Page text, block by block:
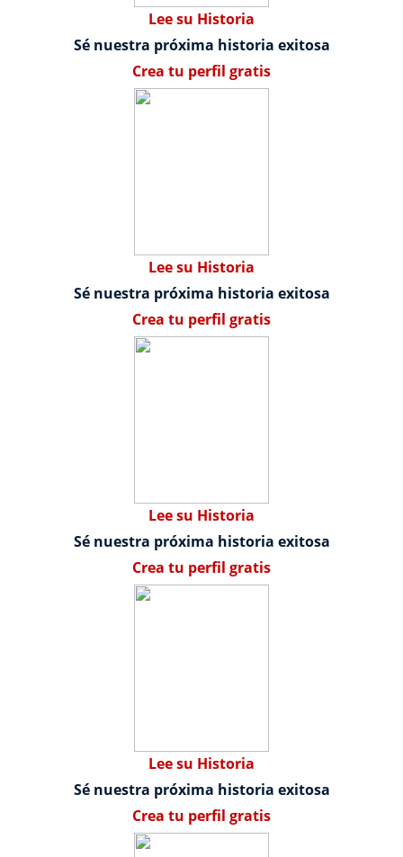
Lee su Historia
Sé nuestra próxima historia exitosa
Crea tu perfil gratis
Lee su Historia
Sé nuestra próxima historia exitosa
Crea tu perfil gratis
Lee su Historia
Sé nuestra próxima historia exitosa
Crea tu perfil gratis
Lee su Historia
Sé nuestra próxima historia exitosa
Crea tu perfil gratis